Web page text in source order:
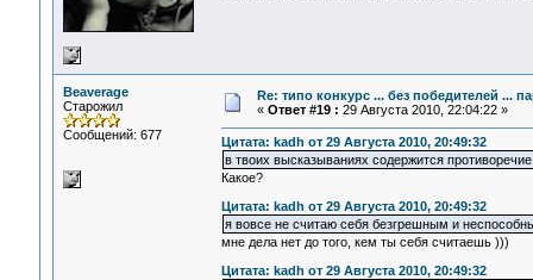
Beaverage
Старожил
Сообщений: 677
Re: типо конкурс ... без победителей ...
« Ответ #19 : 29 Августа 2010, 22:04:22 »
Цитата: kadh от 29 Августа 2010, 20:49:32
в твоих высказываниях содержится противоречие
Какое?
Цитата: kadh от 29 Августа 2010, 20:49:32
я вовсе не считаю себя безгрешным и
мне дела нет до того, кем ты себя считаешь )))
Цитата: kadh от 29 Августа 2010, 20:49:32